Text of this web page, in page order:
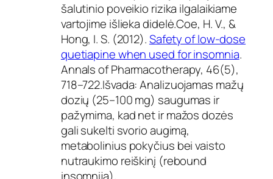
šalutinio poveikio rizika ilgalaikiame
vartojime išlieka didelė.Coe, H. V., &
Hong, I. S. (2012).Safety of low-dose
quetiapine when used for insomnia.
Annals of Pharmacotherapy, 46(5),
718–722.Išvada: Analizuojamas mažų
dozių (25–100 mg) saugumas ir
pažymima, kad net ir mažos dozės
gali sukelti svorio augimą,
metabolinius pokyčius bei vaisto
nutraukimo reiškinį (rebound